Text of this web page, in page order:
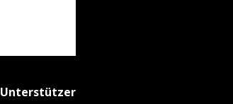
Unterstützer